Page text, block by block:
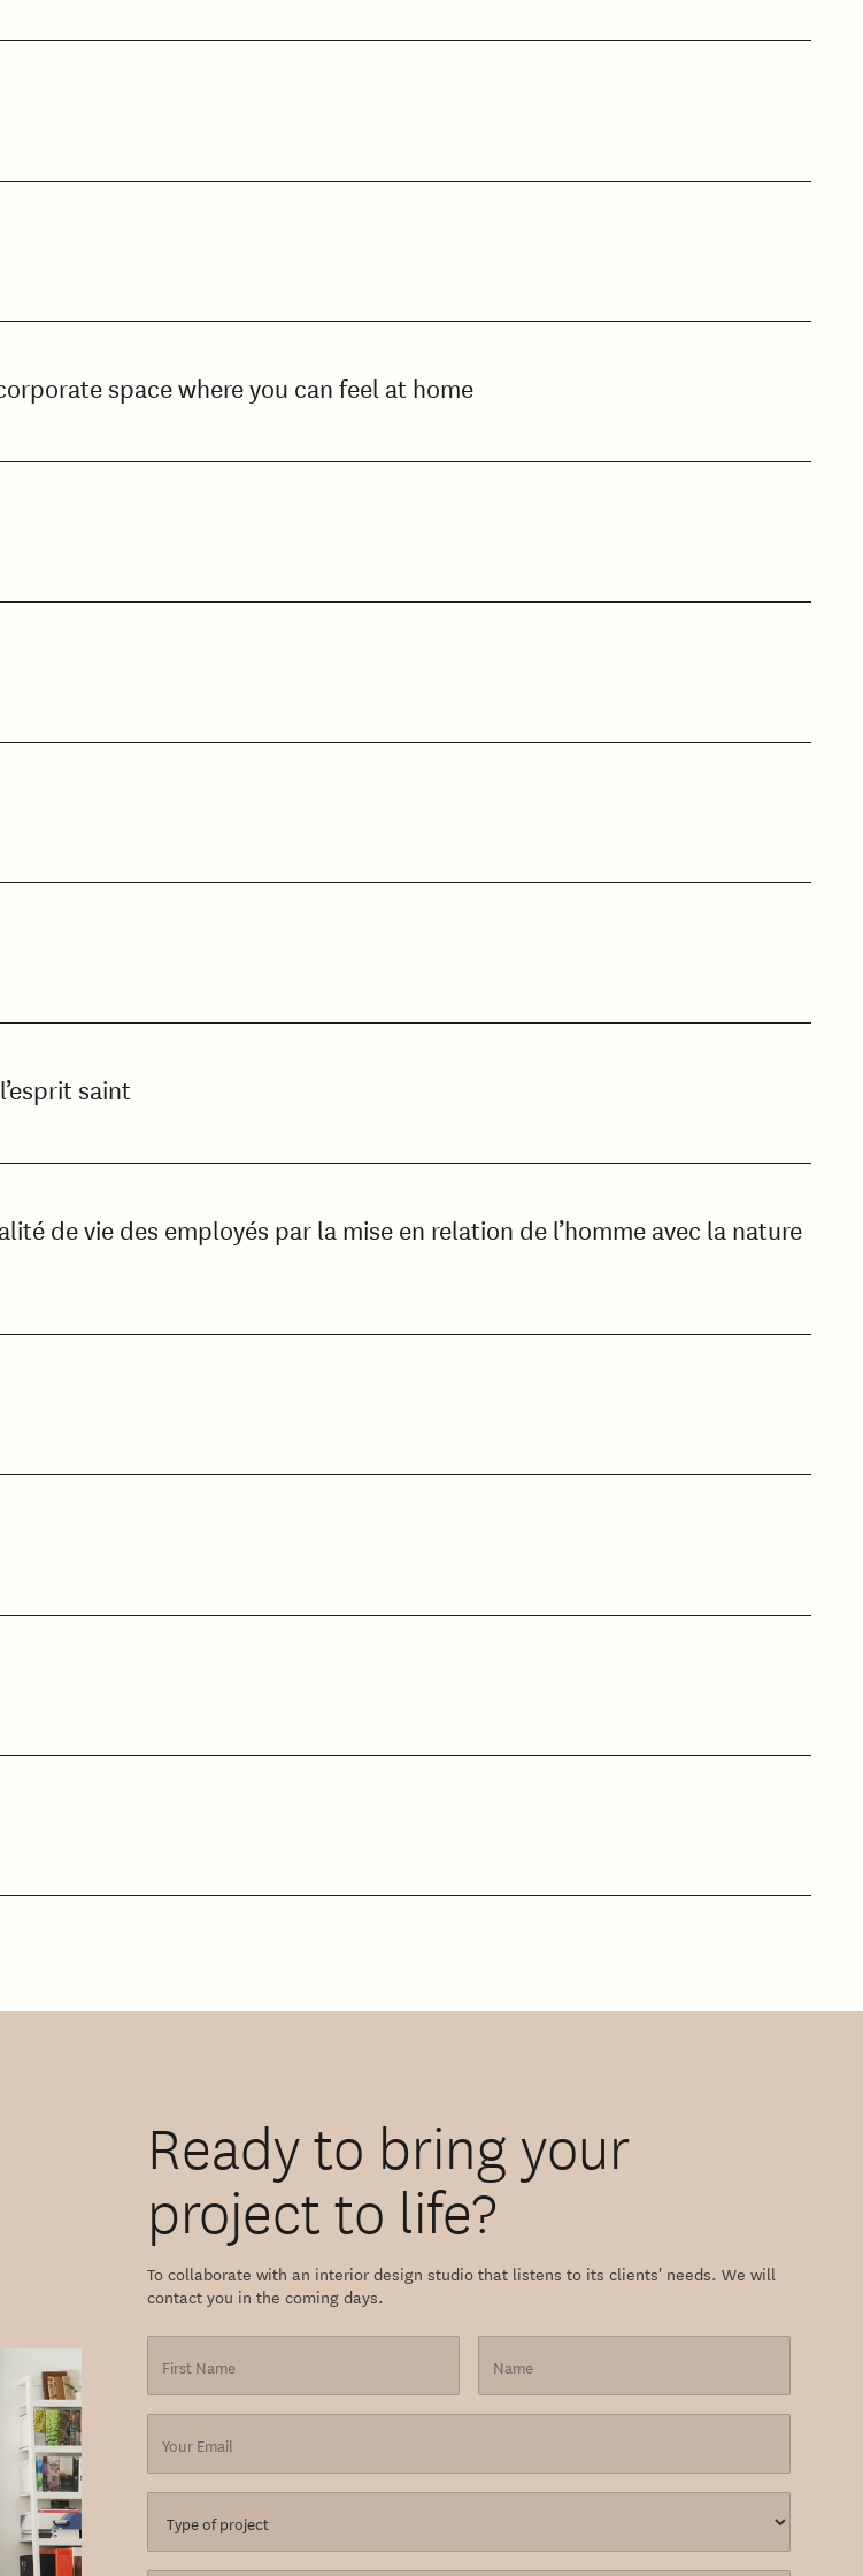
space where you can feel at home
saint
de vie des employés par la mise en relation de l’homme avec la nature
Ready to bring your
project to life?
To collaborate with an interior design studio that listens to its clients' needs. We will
contact you in the coming days.